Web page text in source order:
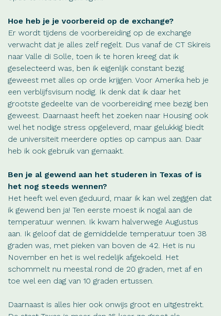
Hoe heb je je voorbereid op de exchange?
Er wordt tijdens de voorbereiding op de exchange
verwacht dat je alles zelf regelt. Dus vanaf de CT Skireis
naar Valle di Solle, toen ik te horen kreeg dat ik
geselecteerd was, ben ik eigenlijk constant bezig
geweest met alles op orde krijgen. Voor Amerika heb je
een verblijfsvisum nodig. Ik denk dat ik daar het
grootste gedeelte van de voorbereiding mee bezig ben
geweest. Daarnaast heeft het zoeken naar Housing ook
wel het nodige stress opgeleverd, maar gelukkig biedt
de universiteit meerdere opties op campus aan. Daar
heb ik ook gebruik van gemaakt.
Ben je al gewend aan het studeren in Texas of is
het nog steeds wennen?
Het heeft wel even geduurd, maar ik kan wel zeggen dat
ik gewend ben ja! Ten eerste moest ik nogal aan de
temperatuur wennen. Ik kwam halverwege Augustus
aan. Ik geloof dat de gemiddelde temperatuur toen 38
graden was, met pieken van boven de 42. Het is nu
November en het is wel redelijk afgekoeld. Het
schommelt nu meestal rond de 20 graden, met af en
toe wel een dag van 10 graden ertussen.
Daarnaast is alles hier ook onwijs groot en uitgestrekt.